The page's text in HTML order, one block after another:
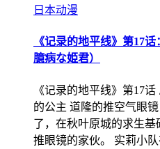
日本动漫
《记录的地平线》第17
臆病な姫君）
《记录的地平线》第17
的公主 道隆的推空气眼
了，在秋叶原城的求生
推眼镜的家伙。 实莉小